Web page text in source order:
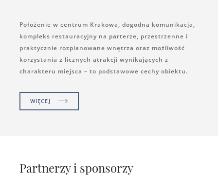
Położenie w centrum Krakowa, dogodna komunikacja,
kompleks restauracyjny na parterze, przestrzenne i
praktycznie rozplanowane wnętrza oraz możliwość
korzystania z licznych atrakcji wynikających z
charakteru miejsca – to podstawowe cechy obiektu.
WIĘCEJ
Partnerzy i sponsorzy